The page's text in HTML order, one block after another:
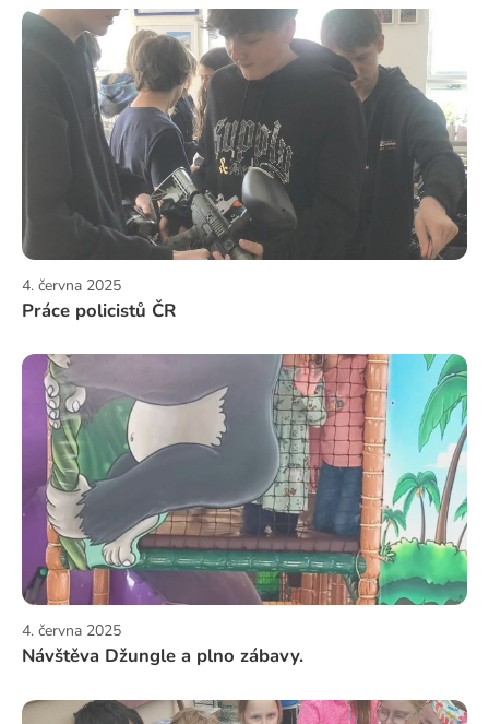
4. června 2025
Práce policistů ČR
4. června 2025
Návštěva Džungle a plno zábavy.